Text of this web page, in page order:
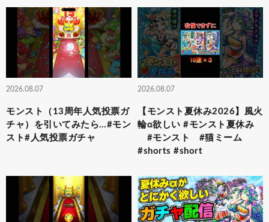
2026.08.07
モンスト（13周年人気投票ガ
チャ）を引いてみたら…#モン
スト#人気投票ガチャ
2026.08.07
【モンスト夏休み2026】風火
輪α欲しい #モンスト夏休み
#モンスト #猫ミーム
#shorts #short